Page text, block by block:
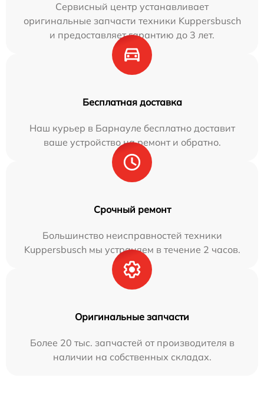
Сервисный центр устанавливает
оригинальные запчасти техники Kuppersbusch
и предоставляет гарантию до 3 лет.
Бесплатная доставка
Наш курьер в Барнауле бесплатно доставит
ваше устройство на ремонт и обратно.
Срочный ремонт
Большинство неисправностей техники
Kuppersbusch мы устраняем в течение 2 часов.
Оригинальные запчасти
Более 20 тыс. запчастей от производителя в
наличии на собственных складах.